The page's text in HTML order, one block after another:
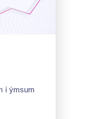
í ýmsum